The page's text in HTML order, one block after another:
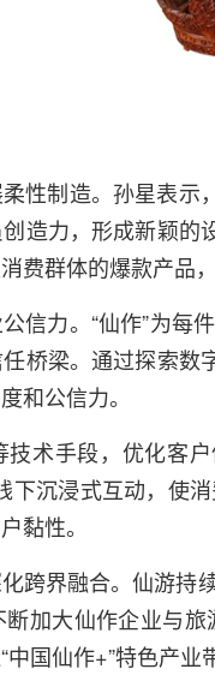
性制造。孙星表示
造力，形成新颖的
费群体的爆款产品
信力。“仙作”为
桥梁。通过探索数
和公信力。
术手段，优化客
下沉浸式互动，
黏性。
跨界融合。仙游持
加大仙作企业与
国仙作+”特色产业